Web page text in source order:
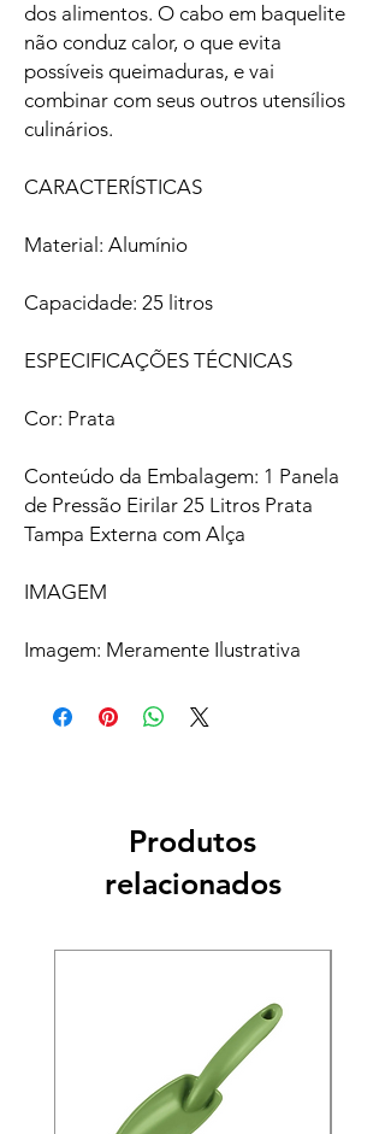
dos alimentos. O cabo em baquelite
não conduz calor, o que evita
possíveis queimaduras, e vai
combinar com seus outros utensílios
culinários.
CARACTERÍSTICAS
Material: Alumínio
Capacidade: 25 litros
ESPECIFICAÇÕES TÉCNICAS
Cor: Prata
Conteúdo da Embalagem: 1 Panela
de Pressão Eirilar 25 Litros Prata
Tampa Externa com Alça
IMAGEM
Imagem: Meramente Ilustrativa
Produtos
relacionados